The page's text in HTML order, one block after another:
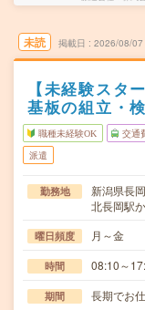
未読 掲載日 2026/08/07
【未経験スタ
基板の組立・
職種未経験OK 交通
派遣
勤務地
新潟県長
北長岡駅
曜日頻度 月～金
時間 08:10～
期間 長期でお